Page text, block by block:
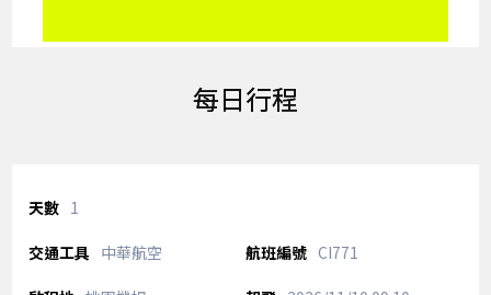
每日行程
1
中華航空 CI771